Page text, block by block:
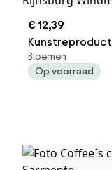
€ 12,39
Rijnsburg
Bloemen
Op voorraad